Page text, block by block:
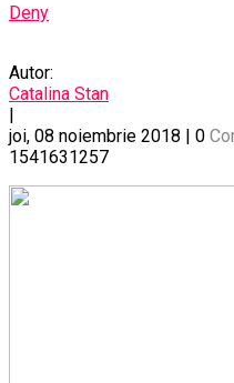
Deny
Autor:
Catalina Stan
|
joi, 08 noiembrie 2018 | 0
1541631257